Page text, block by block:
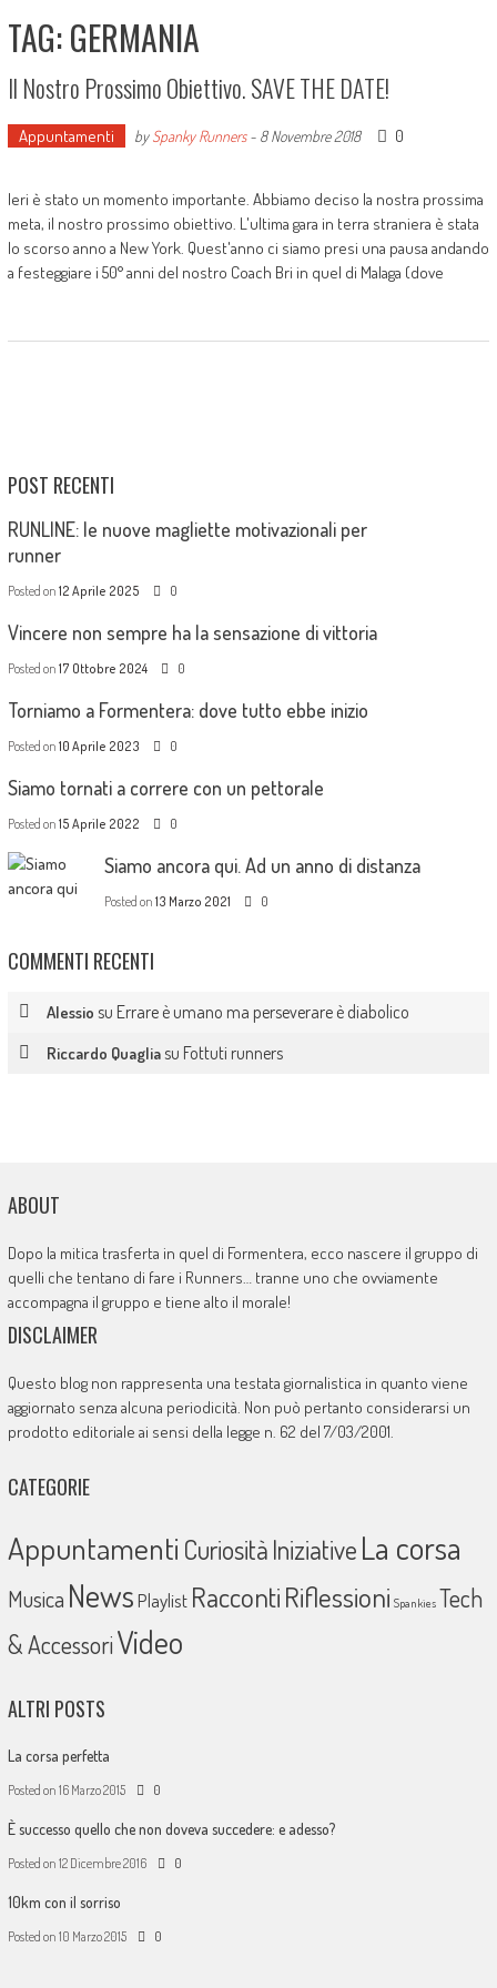
TAG: GERMANIA
Il Nostro Prossimo Obiettivo. SAVE THE DATE!
Appuntamenti bySpanky Runners- 8 Novembre 2018 0
Ieri è stato un momento importante. Abbiamo deciso la nostra prossima
meta, il nostro prossimo obiettivo. L'ultima gara in terra straniera è stata
lo scorso anno a New York. Quest'anno ci siamo presi una pausa andando
a festeggiare i 50° anni del nostro Coach Bri in quel di Malaga (dove
POST RECENTI
RUNLINE: le nuove magliette motivazionali per
runner
Posted on 12 Aprile 2025 0
Vincere non sempre ha la sensazione di vittoria
Posted on 17 Ottobre 2024 0
Torniamo a Formentera: dove tutto ebbe inizio
Posted on 10 Aprile 2023 0
Siamo tornati a correre con un pettorale
Posted on 15 Aprile 2022 0
Siamo ancora qui. Ad un anno di distanza
Posted on 13 Marzo 2021 0
COMMENTI RECENTI
Alessio su Errare è umano ma perseverare è diabolico
Riccardo Quagliasu Fottuti runners
ABOUT
Dopo la mitica trasferta in quel di Formentera, ecco nascere il gruppo di
quelli che tentano di fare i Runners… tranne uno che ovviamente
accompagna il gruppo e tiene alto il morale!
DISCLAIMER
Questo blog non rappresenta una testata giornalistica in quanto viene
aggiornato senza alcuna periodicità. Non può pertanto considerarsi un
prodotto editoriale ai sensi della legge n. 62 del 7/03/2001.
CATEGORIE
Appuntamenti CuriositàIniziativeLa corsa
Musica NewsPlaylist RaccontiRiflessioni Spankies Tech
& AccessoriVideo
ALTRI POSTS
La corsa perfetta
Posted on 16 Marzo 2015 0
È successo quello che non doveva succedere: e adesso?
Posted on 12 Dicembre 2016 0
10km con il sorriso
Posted on 10 Marzo 2015 0